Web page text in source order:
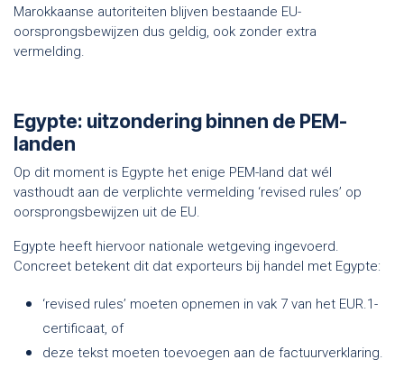
Marokkaanse autoriteiten blijven bestaande EU-
oorsprongsbewijzen dus geldig, ook zonder extra
vermelding.
Egypte: uitzondering binnen de PEM-
landen
Op dit moment is Egypte het enige PEM-land dat wél
vasthoudt aan de verplichte vermelding ‘revised rules’ op
oorsprongsbewijzen uit de EU.
Egypte heeft hiervoor nationale wetgeving ingevoerd.
Concreet betekent dit dat exporteurs bij handel met Egypte:
‘revised rules’ moeten opnemen in vak 7 van het EUR.1-
certificaat, of
deze tekst moeten toevoegen aan de factuurverklaring.